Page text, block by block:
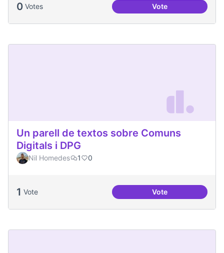
0 Votes VoteLa Mariana
Un parell de textos sobre Comuns
Digitals i DPG
Nil Homedes 1 0
1 Vote VoteUn parell de